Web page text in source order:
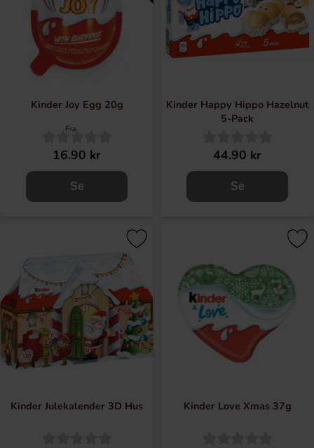
Kinder Joy Egg 20g
Fra
16.90 kr
Se
Kinder Happy Hippo Hazelnut
5-Pack
44.90 kr
Se
Kinder Julekalender 3D Hus Kinder Love Xmas 37g